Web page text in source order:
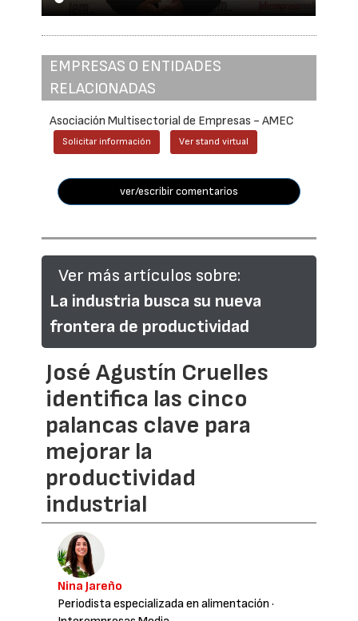
EMPRESAS O ENTIDADES
RELACIONADAS
Asociación Multisectorial de Empresas - AMEC
Solicitar información Ver stand virtual
ver/escribir comentarios
Ver más artículos sobre:
La industria busca su nueva
frontera de productividad
José Agustín Cruelles
identifica las cinco
palancas clave para
mejorar la
productividad
industrial
Nina Jareño
Periodista especializada en alimentación ·